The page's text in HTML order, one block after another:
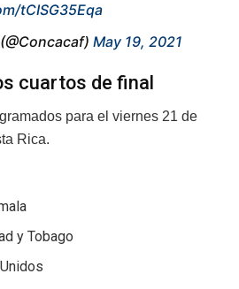
tCISG35Eqa
May 19, 2021
cuartos de final
para el viernes 21 de
Rica.
y Tobago